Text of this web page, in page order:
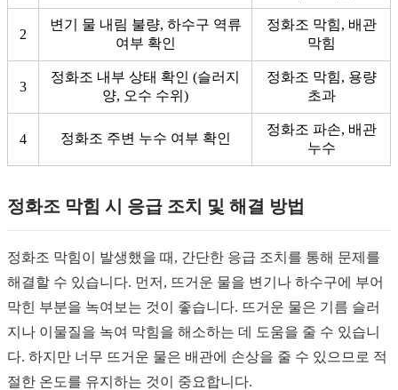
2
변기 물 내림 불량, 하수구 역류
여부 확인
정화조 막힘, 배관
막힘
3
정화조 내부 상태 확인 (슬러지
양, 오수 수위)
정화조 막힘, 용량
초과
4 정화조 주변 누수 여부 확인
정화조 파손, 배관
누수
정화조 막힘 시 응급 조치 및 해결 방법
정화조 막힘이 발생했을 때, 간단한 응급 조치를 통해 문제를
해결할 수 있습니다. 먼저, 뜨거운 물을 변기나 하수구에 부어
막힌 부분을 녹여보는 것이 좋습니다. 뜨거운 물은 기름 슬러
지나 이물질을 녹여 막힘을 해소하는 데 도움을 줄 수 있습니
다. 하지만 너무 뜨거운 물은 배관에 손상을 줄 수 있으므로 적
절한 온도를 유지하는 것이 중요합니다.